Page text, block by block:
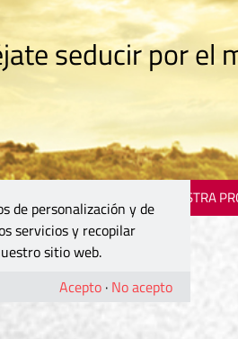
seducir por el
MOSTRA
de personalización y de
servicios y recopilar
sitio web.
Acepto · No acepto